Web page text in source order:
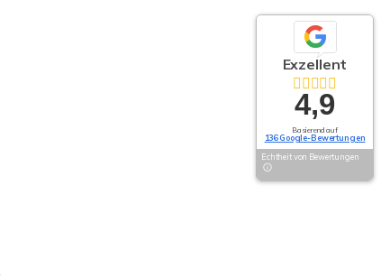
Exzellent
4,9
Basierend auf
136 Google-Bewertungen
Echtheit von Bewertungen